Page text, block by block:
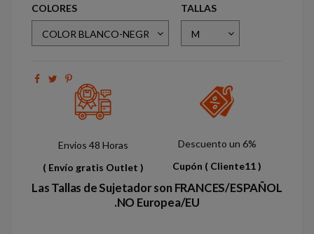
COLORES TALLAS
Envios 48 Horas
( Envío gratis Outlet )
Descuento un 6%
Cupón ( Cliente11 )
Las Tallas de Sujetador son FRANCES/ESPAÑOL
.NO Europea/EU